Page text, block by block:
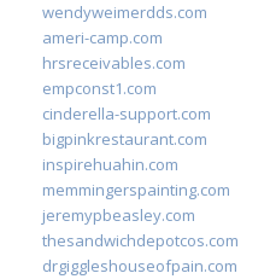
wendyweimerdds.com
ameri-camp.com
hrsreceivables.com
empconst1.com
cinderella-support.com
bigpinkrestaurant.com
inspirehuahin.com
memmingerspainting.com
jeremypbeasley.com
thesandwichdepotcos.com
drgiggleshouseofpain.com